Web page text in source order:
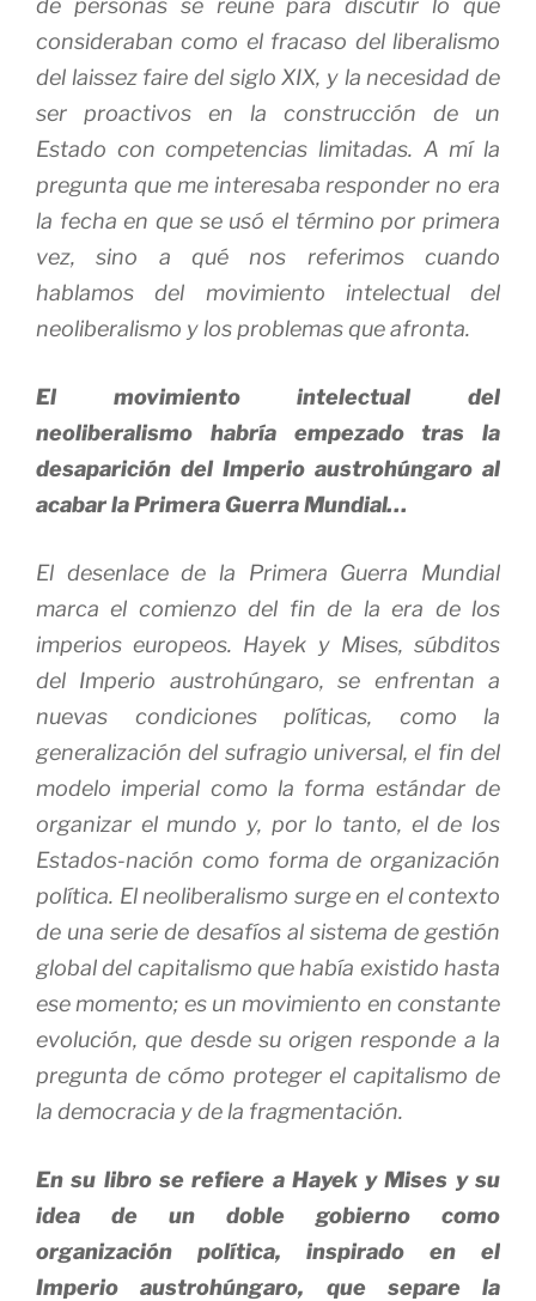
consideraban como el fracaso del liberalismo
del laissez faire del siglo XIX, y la necesidad de
ser proactivos en la construcción de un
Estado con competencias limitadas. A mí la
pregunta que me interesaba responder no era
la fecha en que se usó el término por primera
vez, sino a qué nos referimos cuando
hablamos del movimiento intelectual del
neoliberalismo y los problemas que afronta.
El movimiento intelectual del
neoliberalismo habría empezado tras la
desaparición del Imperio austrohúngaro al
acabar la Primera Guerra Mundial…
El desenlace de la Primera Guerra Mundial
marca el comienzo del fin de la era de los
imperios europeos. Hayek y Mises, súbditos
del Imperio austrohúngaro, se enfrentan a
nuevas condiciones políticas, como la
generalización del sufragio universal, el fin del
modelo imperial como la forma estándar de
organizar el mundo y, por lo tanto, el de los
Estados-nación como forma de organización
política. El neoliberalismo surge en el contexto
de una serie de desafíos al sistema de gestión
global del capitalismo que había existido hasta
ese momento; es un movimiento en constante
evolución, que desde su origen responde a la
pregunta de cómo proteger el capitalismo de
la democracia y de la fragmentación.
En su libro se refiere a Hayek y Mises y su
idea de un doble gobierno como
organización política, inspirado en el
Imperio austrohúngaro, que separe la